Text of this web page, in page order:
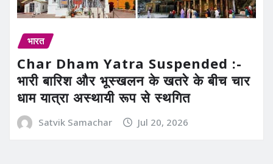
भारत
Char Dham Yatra Suspended :-
भारी बारिश और भूस्खलन के खतरे के बीच चार
धाम यात्रा अस्थायी रूप से स्थगित
Satvik Samachar Jul 20, 2026